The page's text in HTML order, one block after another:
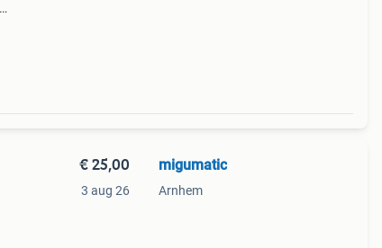
€ 25,00
3 aug 26
migumatic
Arnhem